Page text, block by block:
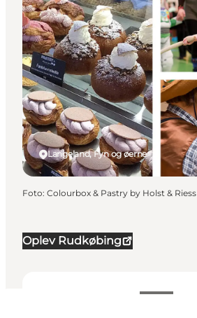
Oplev Rudkøbing
Langeland, Fyn og øerne
Foto: Colourbox & Pastry by Holst & Riess